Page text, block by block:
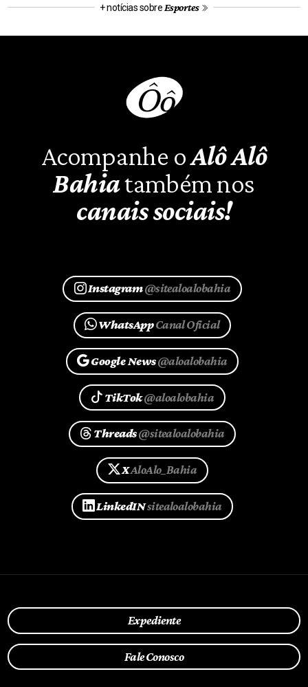
+ notícias sobre Esportes
Acompanhe oAlô Alô
Bahiatambém nos
canais sociais!
Instagram@sitealoalobahia
WhatsAppCanal Oficial
Google News@aloalobahia
TikTok@aloalobahia
Threads@sitealoalobahia
XAloAlo_Bahia
LinkedINsitealoalobahia
Expediente
Fale Conosco